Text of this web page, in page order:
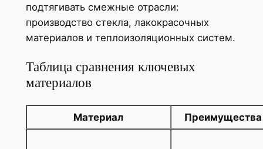
подтягивать смежные отрасли:
производство стекла, лакокрасочных
материалов и теплоизоляционных систем.
Таблица сравнения ключевых
материалов
Материал Преимущества